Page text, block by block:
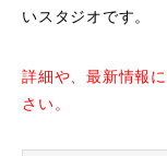
いスタジオです。
詳細や、最新情報
さい。